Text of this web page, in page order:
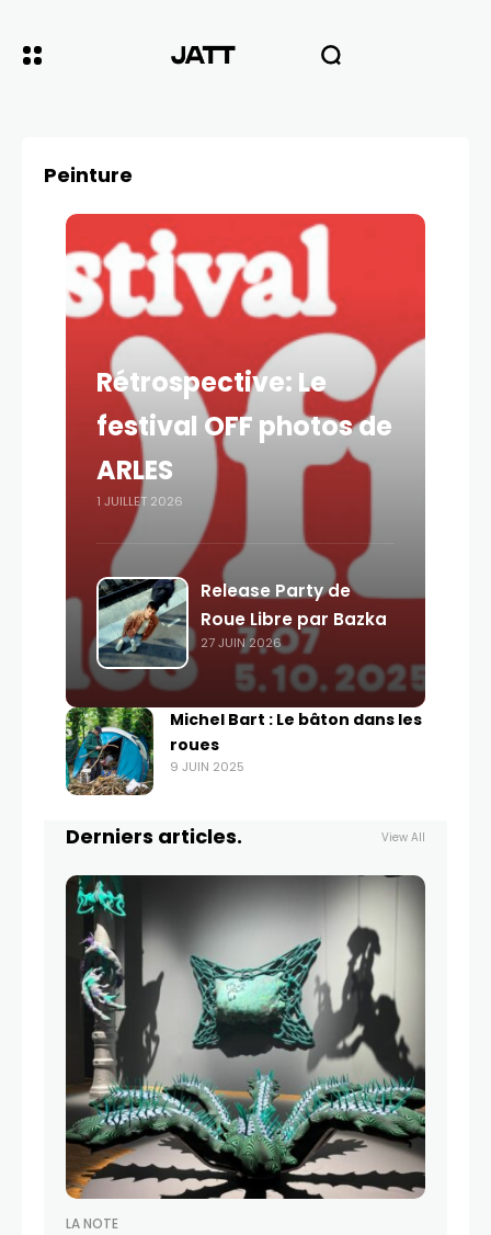
Peinture
Rétrospective: Le
festival OFF photos de
ARLES
1 JUILLET 2026
Release Party de
Roue Libre par Bazka
27 JUIN 2026
Michel Bart : Le bâton dans les
roues
9 JUIN 2025
Derniers articles. View All
LA NOTE